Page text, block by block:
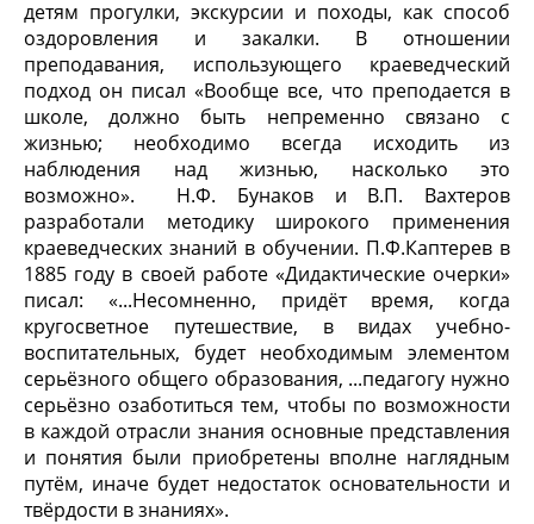
детям прогулки, экскурсии и походы, как способ
оздоровления и закалки. В отношении
преподавания, использующего краеведческий
подход он писал «Вообще все, что преподается в
школе, должно быть непременно связано с
жизнью; необходимо всегда исходить из
наблюдения над жизнью, насколько это
возможно». Н.Ф. Бунаков и В.П. Вахтеров
разработали методику широкого применения
краеведческих знаний в обучении. П.Ф.Каптерев в
1885 году в своей работе «Дидактические очерки»
писал: «...Несомненно, придёт время, когда
кругосветное путешествие, в видах учебно-
воспитательных, будет необходимым элементом
серьёзного общего образования, ...педагогу нужно
серьёзно озаботиться тем, чтобы по возможности
в каждой отрасли знания основные представления
и понятия были приобретены вполне наглядным
путём, иначе будет недостаток основательности и
твёрдости в знаниях».